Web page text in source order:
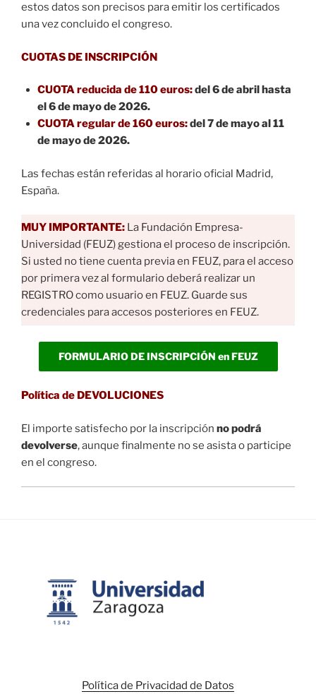
estos datos son precisos para emitir los certificados
una vez concluido el congreso.
CUOTAS DE INSCRIPCIÓN
CUOTA reducida de 110 euros:del 6 de abril hasta
el 6 de mayo de 2026.
CUOTA regular de 160 euros:del 7 de mayo al 11
de mayo de 2026.
Las fechas están referidas al horario oficial Madrid,
España.
MUY IMPORTANTE: La Fundación Empresa-
Universidad (FEUZ) gestiona el proceso de inscripción.
Si usted no tiene cuenta previa en FEUZ, para el acceso
por primera vez al formulario deberá realizar un
REGISTRO como usuario en FEUZ. Guarde sus
credenciales para accesos posteriores en FEUZ.
Política de DEVOLUCIONES
El importe satisfecho por la inscripción no podrá
devolverse, aunque finalmente no se asista o participe
en el congreso.
Política de Privacidad de Datos